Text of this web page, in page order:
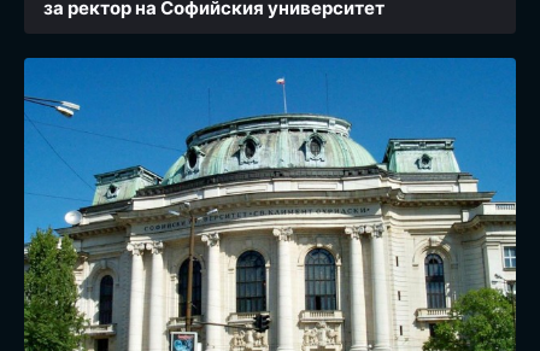
за ректор на Софийския университет